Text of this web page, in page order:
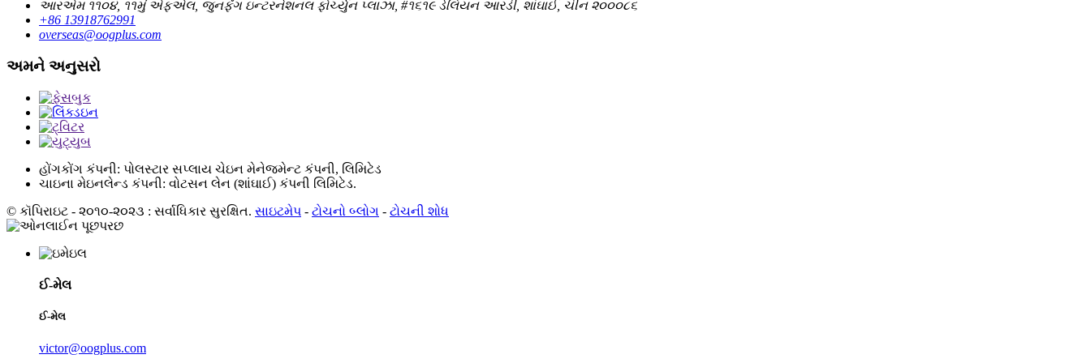
આરએમ ૧૧૦૪, ૧૧મું એફએલ, જુનફેંગ ઇન્ટરનેશનલ ફોર્ચ્યુન પ્લાઝા, #૧૬૧૯ ડેલિયન આરડી, શાંઘાઈ, ચીન ૨૦૦૦૮૬
+86 13918762991
overseas@oogplus.com
અમને અનુસરો
હોંગકોંગ કંપની: પોલસ્ટાર સપ્લાય ચેઇન મેનેજમેન્ટ કંપની, લિમિટેડ
ચાઇના મેઇનલેન્ડ કંપની: વોટસન લેન (શાંઘાઈ) કંપની લિમિટેડ.
© કૉપિરાઇટ - ૨૦૧૦-૨૦૨૩ : સર્વાધિકાર સુરક્ષિત. સાઇટમેપ - ટોચનો બ્લોગ - ટોચની શોધ
ઈ-મેલ
ઈ-મેલ
victor@oogplus.com